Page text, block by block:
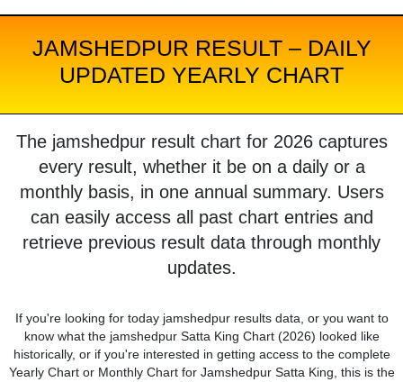
JAMSHEDPUR RESULT – DAILY
UPDATED YEARLY CHART
The jamshedpur result chart for 2026 captures
every result, whether it be on a daily or a
monthly basis, in one annual summary. Users
can easily access all past chart entries and
retrieve previous result data through monthly
updates.
If you're looking for today jamshedpur results data, or you want to
know what the jamshedpur Satta King Chart (2026) looked like
historically, or if you're interested in getting access to the complete
Yearly Chart or Monthly Chart for Jamshedpur Satta King, this is the